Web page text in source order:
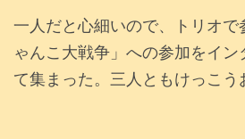
一人だと心細いので、トリオで
ゃんこ大戦争」への参加をイン
て集まった。三人ともけっこう